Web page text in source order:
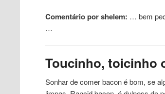
Comentário por shelem: … bem
…
Toucinho, toicinho
Sonhar de comer bacon é bom, se